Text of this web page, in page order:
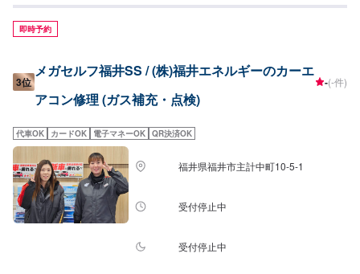
即時予約
3位
メガセルフ福井SS / (株)福井エネルギーのカーエ
アコン修理 (ガス補充・点検)
-(-件)
代車OK カードOK 電子マネーOK QR決済OK
福井県福井市主計中町10-5-1
受付停止中
受付停止中